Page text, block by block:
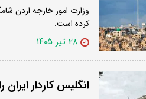
وزارت امور خارجه اردن
کرده است.
۲۸ تیر ۱۴۰۵
انگلیس کاردار ایران